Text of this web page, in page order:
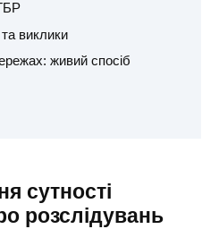
виклики
живий спосіб
сутності
розслідувань